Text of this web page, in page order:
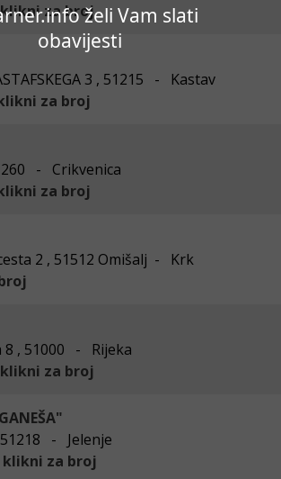
želi Vam slati
obavijesti
klikni za broj
3 , 51215 - Kastav
za broj
- Crikvenica
za broj
2 , 51512 Omišalj - Krk
8 , 51000 - Rijeka
klikni za broj
51218 - Jelenje
klikni za broj